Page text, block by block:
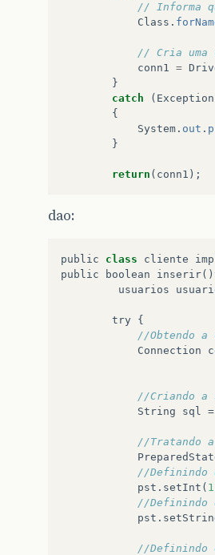
// Informa
Class .
// Cria uma
conn1 =
}
catch
( Exception
{
System . out .
}
return ( conn1 );
dao:
public class cliente
public
boolean inserir()
usuarios
try {
//Obtendo a
Connection
//Criando a
String
sql =
//Tratando
//Definindo
pst . setInt ( 1
//Definindo
pst .
//Definindo